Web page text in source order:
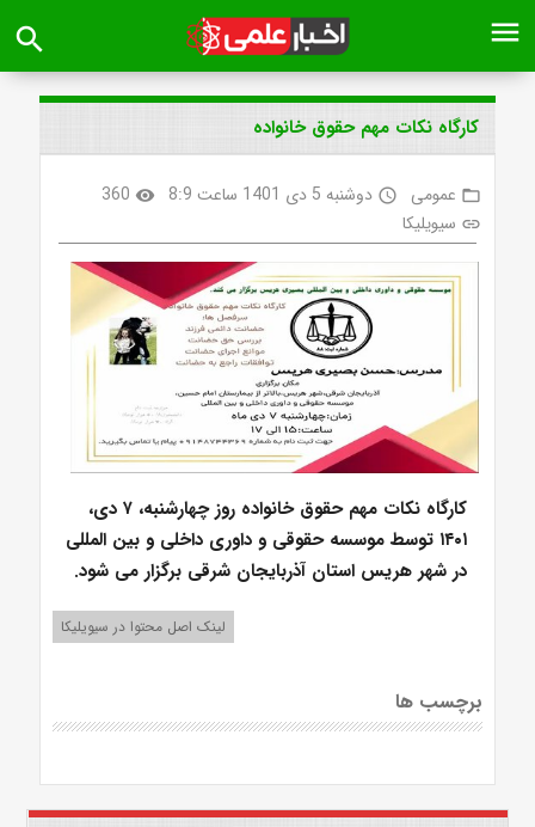
menu
search
کارگاه نکات مهم حقوق خانواده
folder_open عمومی access_time دوشنبه 5 دی 1401 ساعت 8:9 visibility
360
link سیویلیکا
کارگاه نکات مهم حقوق خانواده روز چهارشنبه، ۷ دی،
۱۴۰۱ توسط موسسه حقوقی و داوری داخلی و بین المللی
در شهر هریس استان آذربایجان شرقی برگزار می شود.
لینک اصل محتوا در سیویلیکا
برچسب ها